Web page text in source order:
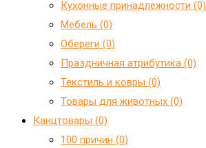
Кухонные принадлежности (0)
Мебель (0)
Обереги (0)
Праздничная атрибутика (0)
Текстиль и ковры (0)
Товары для животных (0)
Канцтовары (0)
100 причин (0)